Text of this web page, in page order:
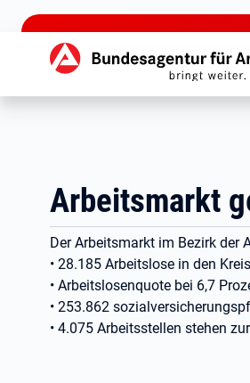
zu den Hauptinhalten springen
Hauptnavigation
Arbeitsmarkt
Der Arbeitsmarkt im Bezirk der
• 28.185 Arbeitslose in den
• Arbeitslosenquote bei 6,7
• 253.862
• 4.075 Arbeitsstellen stehen